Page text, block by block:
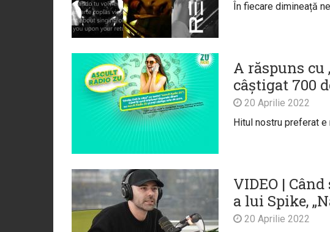
În fiecare dimineață
A răspuns cu
câștigat 700
20 Aprilie 2022
Hitul nostru preferat e
VIDEO |
a lui Spike,
20 Aprilie 2022